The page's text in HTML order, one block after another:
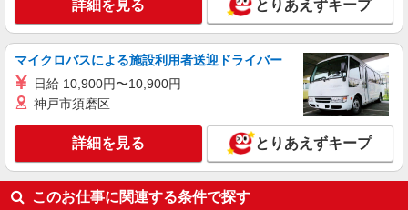
さいたま市岩槻区
キープ 詳細を見る
派遣社員
株式会社kotrio /●SI-H-2101949
【職場環境◎】よすぎて全私が泣いた≫看護助
手募集♪未経験OK！
時給1600円〜2250円 ＜日払い有/週払い有/交
通費全支給(ガソリン代含む)＞
詳細を見る とりあえずキープ
マイクロバスによる施設利用者送迎ドライバー
日給 10,900円〜10,900円
神戸市須磨区
詳細を見る とりあえずキープ
このお仕事に関連する条件で探す